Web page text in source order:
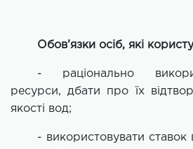
Обов’язки осіб, які
- раціонально
ресурси, дбати про їх
якості вод;
- використовувати ставок